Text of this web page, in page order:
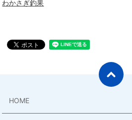
わかさぎ釣果
HOME